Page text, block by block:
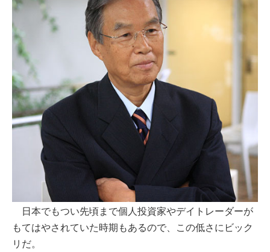
日本でもつい先頃まで個人投資家やデイトレーダーが
もてはやされていた時期もあるので、この低さにビック
リだ。